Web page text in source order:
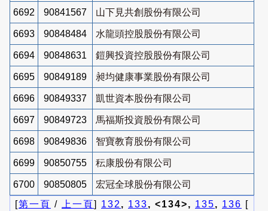
6692 90841567 山下見共創股份有限公司
6693 90848484 水龍頭控股股份有限公司
6694 90848631 鎧興投資控股股份有限公司
6695 90849189 昶均健康事業股份有限公司
6696 90849337 凱世資本股份有限公司
6697 90849723 馬福斯投資股份有限公司
6698 90849836 智寶教育股份有限公司
6699 90850755 秐康股份有限公司
6700 90850805
宏冠全球股份有限公司
[第一頁 / 上一頁] 132 , 133, <134>, 135, 136 [